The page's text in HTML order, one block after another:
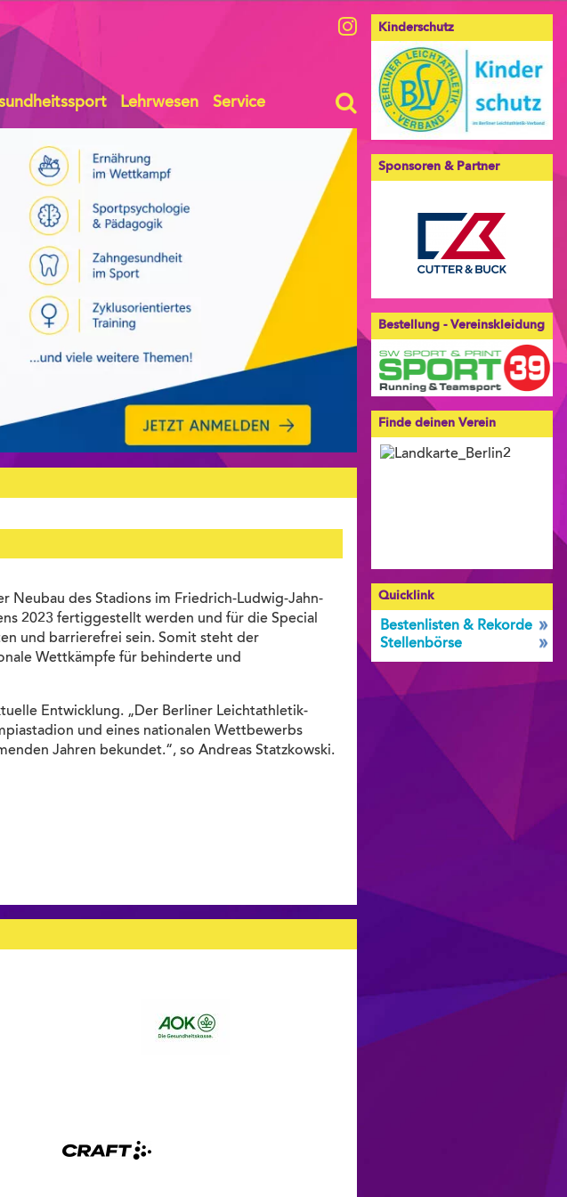
Lehrwesen Service
Neubau des Stadions im Friedrich-Ludwig-Jahn-
2023 fertiggestellt werden und für die Special
und barrierefrei sein. Somit steht der
Wettkämpfe für behinderte und
Entwicklung. „Der Berliner Leichtathletik-
und eines nationalen Wettbewerbs
Jahren bekundet.“, so Andreas Statzkowski.
Kinderschutz
Sponsoren & Partner
Bestellung - Vereinskleidung
Finde deinen Verein
Quicklink
Bestenlisten & Rekorde
Stellenbörse